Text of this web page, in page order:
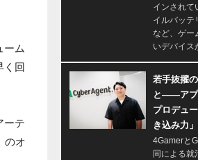
ーム
く回
ーテ
のオ
インされて
イルバッテ
など、ゲー
いデバイス
若手抜擢
と――アプ
プロデュ
き込み力
4Gamerと
同による就